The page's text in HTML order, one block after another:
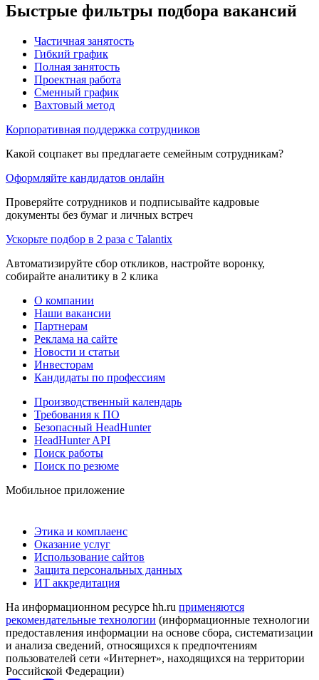
Быстрые фильтры подбора вакансий
Частичная занятость
Гибкий график
Полная занятость
Проектная работа
Сменный график
Вахтовый метод
Корпоративная поддержка сотрудников
Какой соцпакет вы предлагаете семейным сотрудникам?
Оформляйте кандидатов онлайн
Проверяйте сотрудников и подписывайте кадровые
документы без бумаг и личных встреч
Ускорьте подбор в 2 раза с Talantix
Автоматизируйте сбор откликов, настройте воронку,
собирайте аналитику в 2 клика
О компании
Наши вакансии
Партнерам
Реклама на сайте
Новости и статьи
Инвесторам
Кандидаты по профессиям
Производственный календарь
Требования к ПО
Безопасный HeadHunter
HeadHunter API
Поиск работы
Поиск по резюме
Мобильное приложение
Этика и комплаенс
Оказание услуг
Использование сайтов
Защита персональных данных
ИТ аккредитация
На информационном ресурсе hh.ru применяются
рекомендательные технологии (информационные технологии
предоставления информации на основе сбора, систематизации
и анализа сведений, относящихся к предпочтениям
пользователей сети «Интернет», находящихся на территории
Российской Федерации)